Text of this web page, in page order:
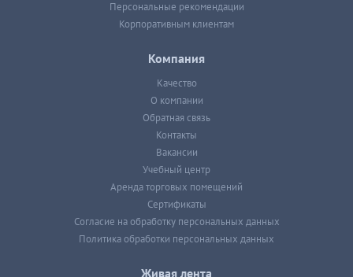
Персональные рекомендации
Корпоративным клиентам
Компания
Качество
О компании
Обратная связь
Контакты
Вакансии
Учебный центр
Аренда торговых помещений
Сертификаты
Согласие на обработку персональных данных
Политика обработки персональных данных
Живая лента